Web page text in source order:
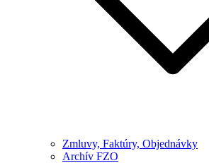
Zmluvy, Faktúry, Objednávky
Archív FZO